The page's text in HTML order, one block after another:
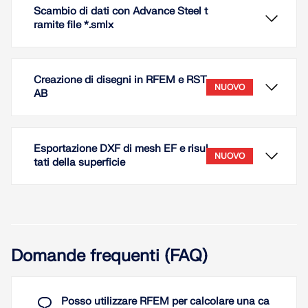
Scambio di dati con Advance Steel t
ramite file *.smlx
automaticamente. Ciò significa che i file *.smlx
possono essere creati anche se non è installata
Creazione di disegni in RFEM e RST
AB
NUOVO
Esportazione DXF di mesh EF e risul
tati della superficie
NUOVO
Domande frequenti (FAQ)
Posso utilizzare RFEM per calcolare una ca